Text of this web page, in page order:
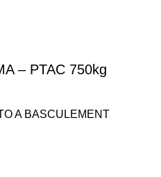
– PTAC 750kg
A BASCULEMENT